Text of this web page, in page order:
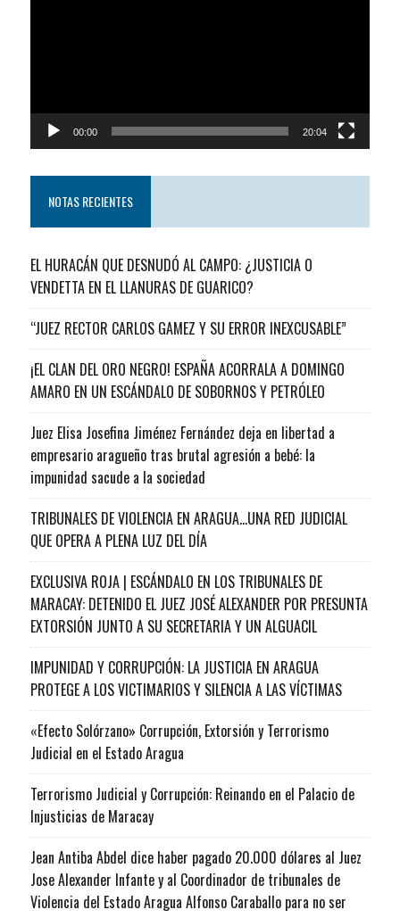
00:00 20:04
NOTAS RECIENTES
EL HURACÁN QUE DESNUDÓ AL CAMPO: ¿JUSTICIA O
VENDETTA EN EL LLANURAS DE GUARICO?
“JUEZ RECTOR CARLOS GAMEZ Y SU ERROR INEXCUSABLE”
¡EL CLAN DEL ORO NEGRO! ESPAÑA ACORRALA A DOMINGO
AMARO EN UN ESCÁNDALO DE SOBORNOS Y PETRÓLEO
Juez Elisa Josefina Jiménez Fernández deja en libertad a
empresario aragueño tras brutal agresión a bebé: la
impunidad sacude a la sociedad
TRIBUNALES DE VIOLENCIA EN ARAGUA…UNA RED JUDICIAL
QUE OPERA A PLENA LUZ DEL DÍA
EXCLUSIVA ROJA | ESCÁNDALO EN LOS TRIBUNALES DE
MARACAY: DETENIDO EL JUEZ JOSÉ ALEXANDER POR PRESUNTA
EXTORSIÓN JUNTO A SU SECRETARIA Y UN ALGUACIL
IMPUNIDAD Y CORRUPCIÓN: LA JUSTICIA EN ARAGUA
PROTEGE A LOS VICTIMARIOS Y SILENCIA A LAS VÍCTIMAS
«Efecto Solórzano» Corrupción, Extorsión y Terrorismo
Judicial en el Estado Aragua
Terrorismo Judicial y Corrupción: Reinando en el Palacio de
Injusticias de Maracay
Jean Antiba Abdel dice haber pagado 20.000 dólares al Juez
Jose Alexander Infante y al Coordinador de tribunales de
Violencia del Estado Aragua Alfonso Caraballo para no ser